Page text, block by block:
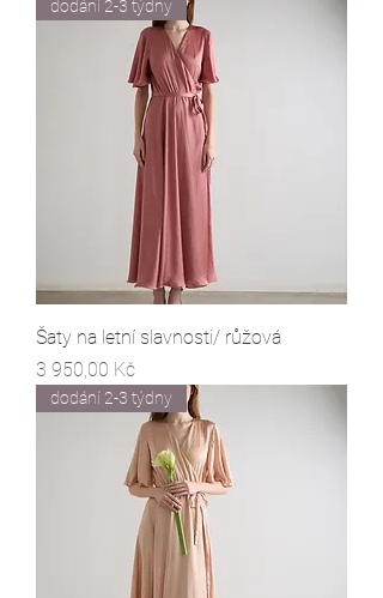
dodání 2-3 týdny
Šaty na letní slavnosti/ růžová
Cena
3 950,00 Kč
dodání 2-3 týdny